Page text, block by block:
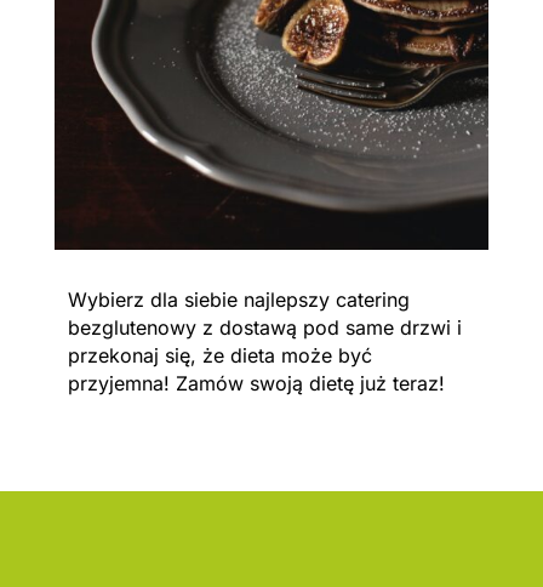
Wybierz dla siebie najlepszy catering
bezglutenowy z dostawą pod same drzwi i
przekonaj się, że dieta może być
przyjemna! Zamów swoją dietę już teraz!